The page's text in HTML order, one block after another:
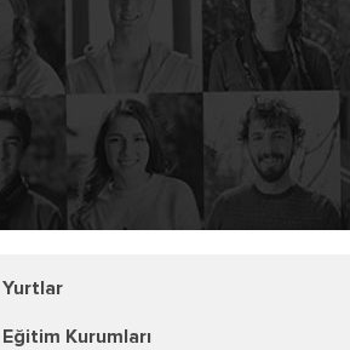
Yurtlar
Eğitim Kurumları